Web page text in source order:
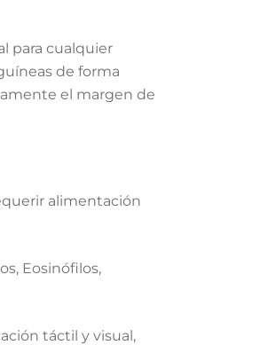
para cualquier
de forma
el margen de
alimentación
Eosinófilos,
táctil y visual,